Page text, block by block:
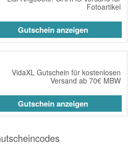
Fotoartikel
Gutschein anzeigen
VidaXL Gutschein für kostenlosen
Versand ab 70€ MBW
Gutschein anzeigen